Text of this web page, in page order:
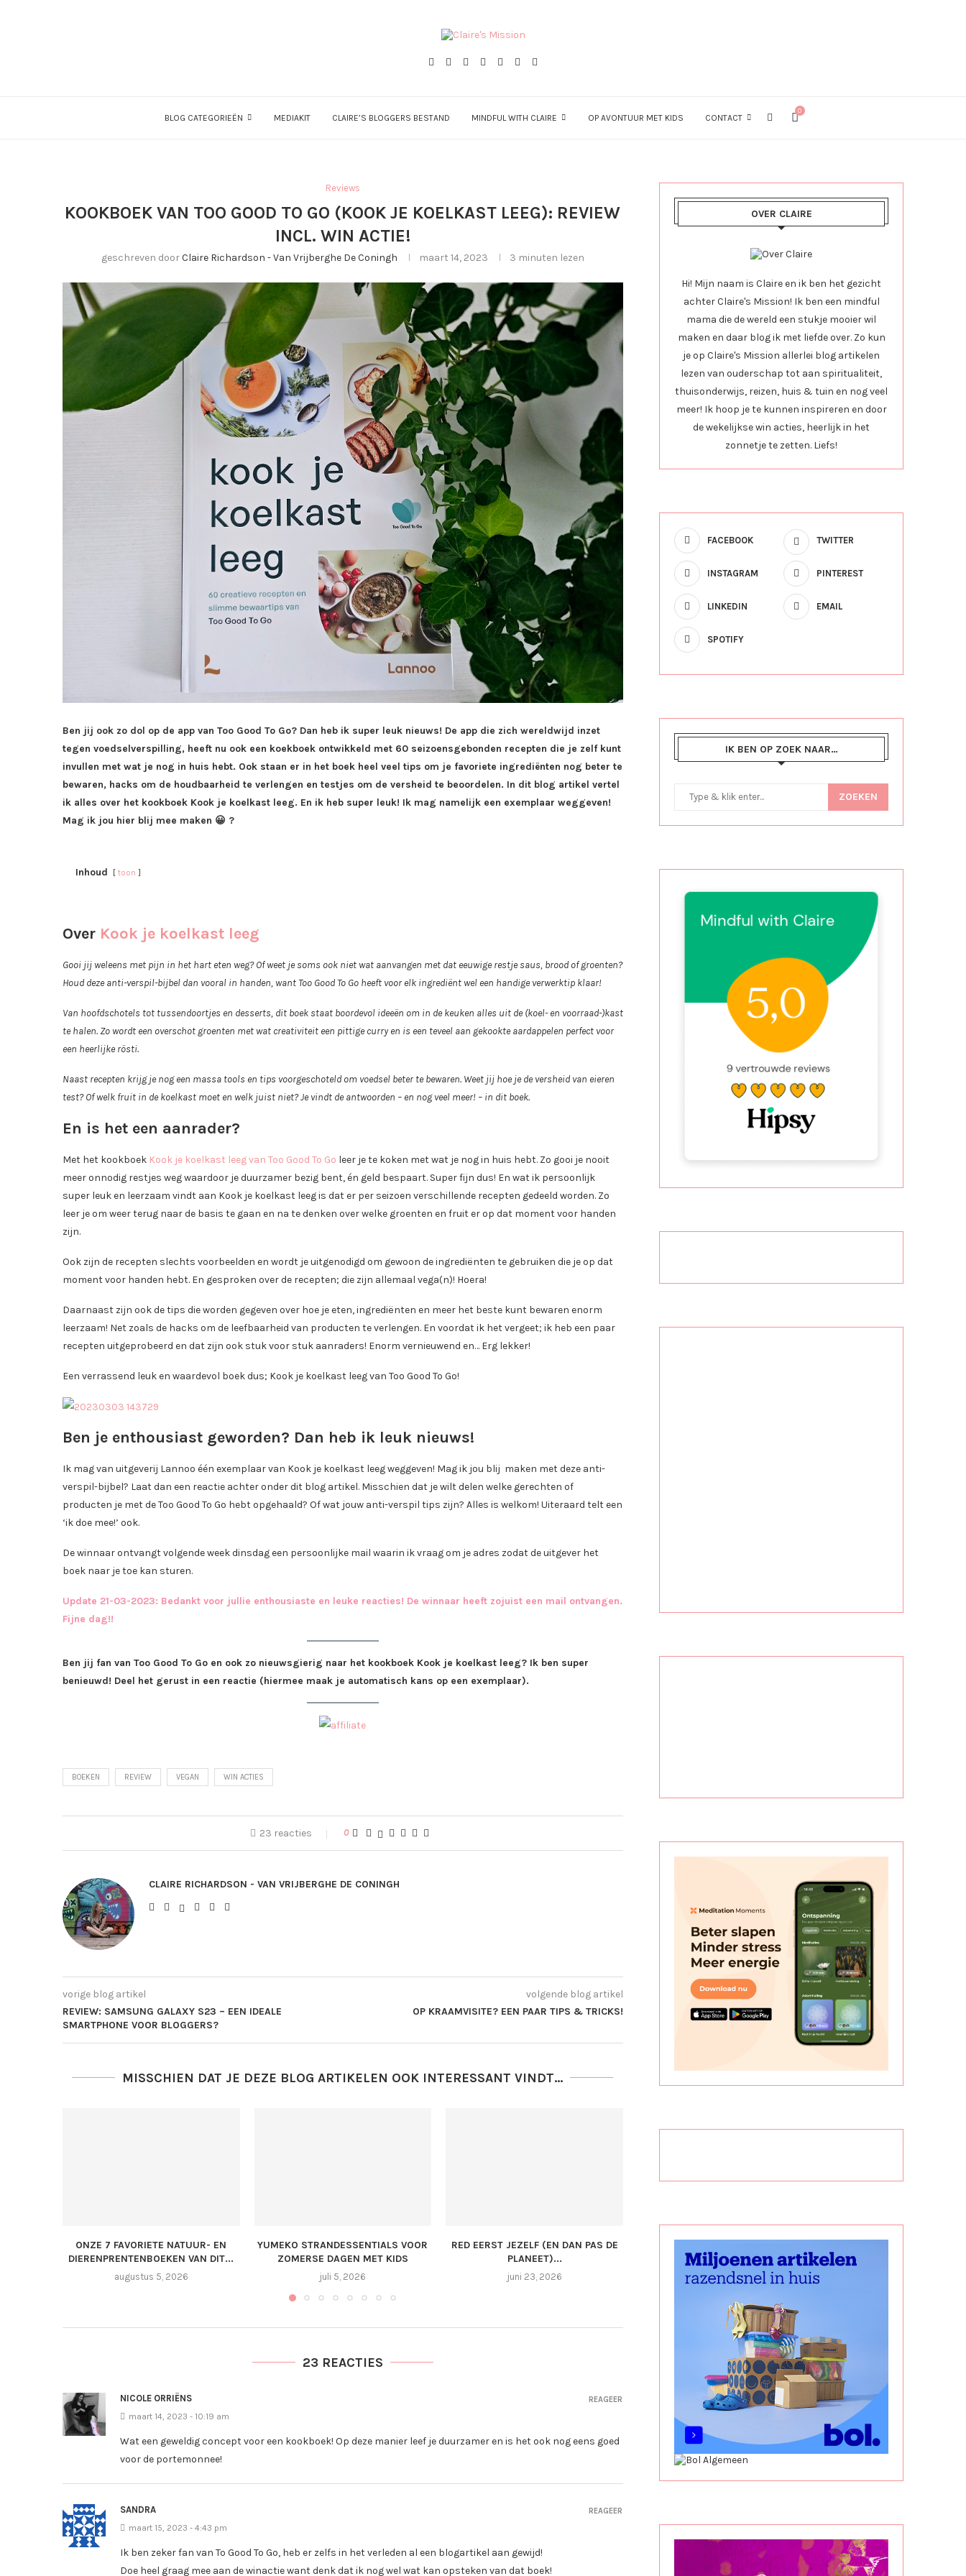
BLOG CATEGORIEËN MEDIAKIT CLAIRE’S BLOGGERS BESTAND MINDFUL WITH CLAIRE OP AVONTUUR MET KIDS CONTACT
0
Reviews
KOOKBOEK VAN TOO GOOD TO GO (KOOK JE KOELKAST LEEG): REVIEW
INCL. WIN ACTIE!
geschreven doorClaire Richardson - Van Vrijberghe De Coningh maart 14, 2023 3 minuten lezen
Ben jij ook zo dol op de app van Too Good To Go? Dan heb ik super leuk nieuws! De app die zich wereldwijd inzet
tegen voedselverspilling, heeft nu ook een koekboek ontwikkeld met 60 seizoensgebonden recepten die je zelf kunt
invullen met wat je nog in huis hebt. Ook staan er in het boek heel veel tips om je favoriete ingrediënten nog beter te
bewaren, hacks om de houdbaarheid te verlengen en testjes om de versheid te beoordelen. In dit blog artikel vertel
ik alles over het kookboek Kook je koelkast leeg. En ik heb super leuk! Ik mag namelijk een exemplaar weggeven!
Mag ik jou hier blij mee maken 😀 ?
Inhoud toon
Over Kook je koelkast leeg
Gooi jij weleens met pijn in het hart eten weg? Of weet je soms ook niet wat aanvangen met dat eeuwige restje saus, brood of groenten?
Houd deze anti-verspil-bijbel dan vooral in handen, want Too Good To Go heeft voor elk ingrediënt wel een handige verwerktip klaar!
Van hoofdschotels tot tussendoortjes en desserts, dit boek staat boordevol ideeën om in de keuken alles uit de (koel- en voorraad-)kast
te halen. Zo wordt een overschot groenten met wat creativiteit een pittige curry en is een teveel aan gekookte aardappelen perfect voor
een heerlijke rösti.
Naast recepten krijg je nog een massa tools en tips voorgeschoteld om voedsel beter te bewaren. Weet jij hoe je de versheid van eieren
test? Of welk fruit in de koelkast moet en welk juist niet? Je vindt de antwoorden – en nog veel meer! – in dit boek.
En is het een aanrader?
Met het kookboek Kook je koelkast leeg van Too Good To Go leer je te koken met wat je nog in huis hebt. Zo gooi je nooit
meer onnodig restjes weg waardoor je duurzamer bezig bent, én geld bespaart. Super fijn dus! En wat ik persoonlijk
super leuk en leerzaam vindt aan Kook je koelkast leeg is dat er per seizoen verschillende recepten gedeeld worden. Zo
leer je om weer terug naar de basis te gaan en na te denken over welke groenten en fruit er op dat moment voor handen
zijn.
Ook zijn de recepten slechts voorbeelden en wordt je uitgenodigd om gewoon de ingrediënten te gebruiken die je op dat
moment voor handen hebt. En gesproken over de recepten; die zijn allemaal vega(n)! Hoera!
Daarnaast zijn ook de tips die worden gegeven over hoe je eten, ingrediënten en meer het beste kunt bewaren enorm
leerzaam! Net zoals de hacks om de leefbaarheid van producten te verlengen. En voordat ik het vergeet; ik heb een paar
recepten uitgeprobeerd en dat zijn ook stuk voor stuk aanraders! Enorm vernieuwend en… Erg lekker!
Een verrassend leuk en waardevol boek dus; Kook je koelkast leeg van Too Good To Go!
Ben je enthousiast geworden? Dan heb ik leuk nieuws!
Ik mag van uitgeverij Lannoo één exemplaar van Kook je koelkast leeg weggeven! Mag ik jou blij maken met deze anti-
verspil-bijbel? Laat dan een reactie achter onder dit blog artikel. Misschien dat je wilt delen welke gerechten of
producten je met de Too Good To Go hebt opgehaald? Of wat jouw anti-verspil tips zijn? Alles is welkom! Uiteraard telt een
‘ik doe mee!’ ook.
De winnaar ontvangt volgende week dinsdag een persoonlijke mail waarin ik vraag om je adres zodat de uitgever het
boek naar je toe kan sturen.
Update 21-03-2023: Bedankt voor jullie enthousiaste en leuke reacties! De winnaar heeft zojuist een mail ontvangen.
Fijne dag!!
Ben jij fan van Too Good To Go en ook zo nieuwsgierig naar het kookboek Kook je koelkast leeg? Ik ben super
benieuwd! Deel het gerust in een reactie (hiermee maak je automatisch kans op een exemplaar).
BOEKEN REVIEW VEGAN WIN ACTIES
23 reacties 0
CLAIRE RICHARDSON - VAN VRIJBERGHE DE CONINGH
vorige blog artikel
REVIEW: SAMSUNG GALAXY S23 – EEN IDEALE
SMARTPHONE VOOR BLOGGERS?
volgende blog artikel
OP KRAAMVISITE? EEN PAAR TIPS & TRICKS!
MISSCHIEN DAT JE DEZE BLOG ARTIKELEN OOK INTERESSANT VINDT...
ONZE 7 FAVORIETE NATUUR- EN
DIERENPRENTENBOEKEN VAN DIT...
augustus 5, 2026
YUMEKO STRANDESSENTIALS VOOR
ZOMERSE DAGEN MET KIDS
juli 5, 2026
RED EERST JEZELF (EN DAN PAS DE
PLANEET)...
juni 23, 2026
KINHEIM (REVIEW)
juni 10, 2026
BUTTERNUT BOX
23 REACTIES
NICOLE ORRIËNS
maart 14, 2023 - 10:19 am
Wat een geweldig concept voor een kookboek! Op deze manier leef je duurzamer en is het ook nog eens goed
voor de portemonnee!
REAGEER
SANDRA
maart 15, 2023 - 4:43 pm
Ik ben zeker fan van To Good To Go, heb er zelfs in het verleden al een blogartikel aan gewijd!
Doe heel graag mee aan de winactie want denk dat ik nog wel wat kan opsteken van dat boek!
REAGEER
OVER CLAIRE
Hi! Mijn naam is Claire en ik ben het gezicht
achter Claire's Mission! Ik ben een mindful
mama die de wereld een stukje mooier wil
maken en daar blog ik met liefde over. Zo kun
je op Claire's Mission allerlei blog artikelen
lezen van ouderschap tot aan spiritualiteit,
thuisonderwijs, reizen, huis & tuin en nog veel
meer! Ik hoop je te kunnen inspireren en door
de wekelijkse win acties, heerlijk in het
zonnetje te zetten. Liefs!
FACEBOOK TWITTER
INSTAGRAM PINTEREST
LINKEDIN EMAIL
SPOTIFY
IK BEN OP ZOEK NAAR…
ZOEKEN